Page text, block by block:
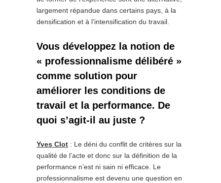
largement répandue dans certains pays, à la
densification et à l’intensification du travail.
Vous développez la notion de
« professionnalisme délibéré »
comme solution pour
améliorer les conditions de
travail et la performance. De
quoi s’agit-il au juste ?
Yves Clot : Le déni du conflit de critères sur la
qualité de l’acte et donc sur la définition de la
performance n’est ni sain ni efficace. Le
professionnalisme est devenu une question en